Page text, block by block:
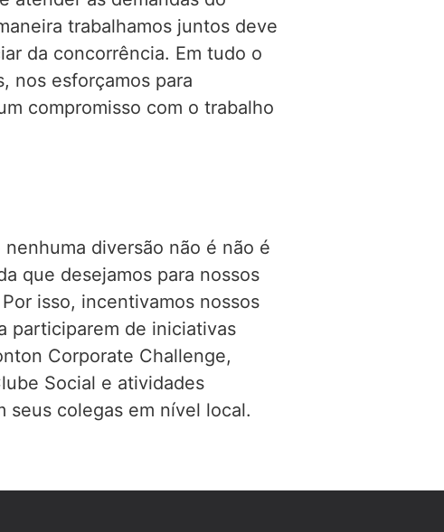
trabalhamos juntos deve
da concorrência. Em tudo o
nos esforçamos para
compromisso com o trabalho
diversão não é não é
que desejamos para nossos
isso, incentivamos nossos
participarem de iniciativas
Corporate Challenge,
Social e atividades
seus colegas em nível local.